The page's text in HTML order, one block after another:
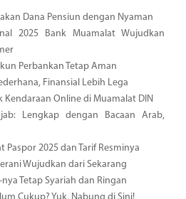
Dana Pensiun dengan Nyaman
2025 Bank Muamalat Wujudkan
Perbankan Tetap Aman
Finansial Lebih Lega
Kendaraan Online di Muamalat DIN
Lengkap dengan Bacaan Arab,
Paspor 2025 dan Tarif Resminya
Wujudkan dari Sekarang
nya Tetap Syariah dan Ringan